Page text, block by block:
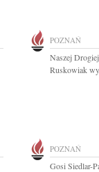
POZNAŃ
Naszej
Ruskowiak
POZNAŃ
Gosi Siedlar-